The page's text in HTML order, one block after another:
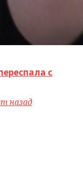
с
назад